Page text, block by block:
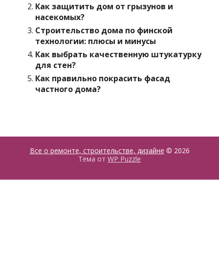
Как защитить дом от грызунов и
насекомых?
Строительство дома по финской
технологии: плюсы и минусы
Как выбрать качественную штукатурку
для стен?
Как правильно покрасить фасад
частного дома?
Все о ремонте, строительстве, дизайне © 2026
Тема от WP Puzzle